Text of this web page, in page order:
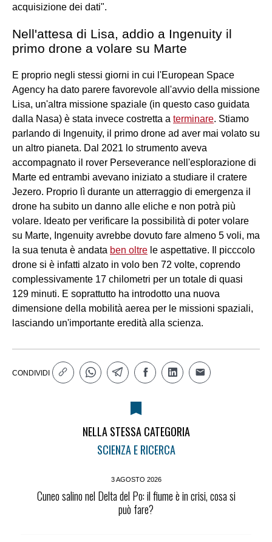
acquisizione dei dati".
Nell'attesa di Lisa, addio a Ingenuity il
primo drone a volare su Marte
E proprio negli stessi giorni in cui l'European Space
Agency ha dato parere favorevole all'avvio della missione
Lisa, un'altra missione spaziale (in questo caso guidata
dalla Nasa) è stata invece costretta a terminare. Stiamo
parlando di Ingenuity, il primo drone ad aver mai volato su
un altro pianeta. Dal 2021 lo strumento aveva
accompagnato il rover Perseverance nell'esplorazione di
Marte ed entrambi avevano iniziato a studiare il cratere
Jezero. Proprio lì durante un atterraggio di emergenza il
drone ha subito un danno alle eliche e non potrà più
volare. Ideato per verificare la possibilità di poter volare
su Marte, Ingenuity avrebbe dovuto fare almeno 5 voli, ma
la sua tenuta è andata ben oltre le aspettative. Il picccolo
drone si è infatti alzato in volo ben 72 volte, coprendo
complessivamente 17 chilometri per un totale di quasi
129 minuti. E soprattutto ha introdotto una nuova
dimensione della mobilità aerea per le missioni spaziali,
lasciando un'importante eredità alla scienza.
CONDIVIDI
NELLA STESSA CATEGORIA
SCIENZA E RICERCA
3 AGOSTO 2026
Cuneo salino nel Delta del Po: il fiume è in crisi, cosa si
può fare?